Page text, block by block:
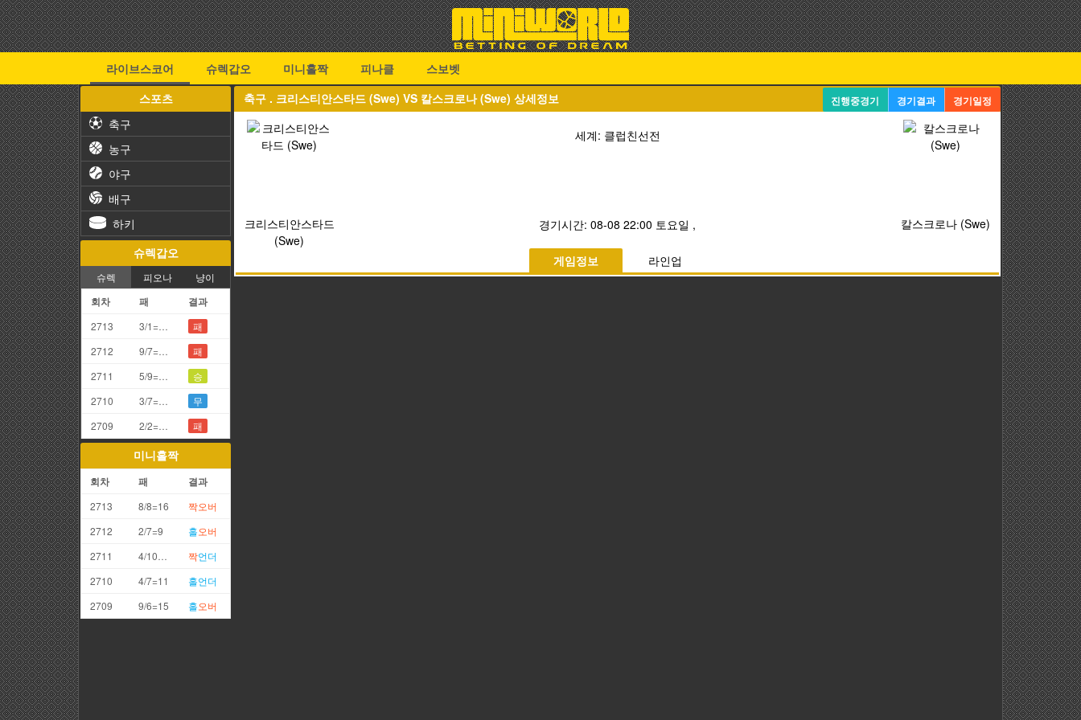
라이브스코어 슈렉갑오 미니홀짝 피나클
스보벳
스포츠
축구
농구
야구
배구
하키
슈렉갑오
슈렉 피오나 냥이
회차 패 결과
2713 3/1=4끗
패
2712
9/7=6끗
패
2711
5/9=4끗
승
2710
3/7=0끗(망통)
무
2709
2/2=4끗 패
미니홀짝
회차 패 결과
2713 8/8=16 짝오버
2712
2/7=9 홀오버
2711
4/10=14 짝언더
2710
4/7=11 홀언더
2709
9/6=15 홀오버
축구 . 크리스티안스타드 (Swe) VS 칼스크로나 (Swe) 상세정보 진행중경기 경기결과 경기일정
크리스티안스타드
(Swe)
세계: 클럽친선전
경기시간:08-08 22:00 토요일 , 칼스크로나 (Swe)
게임정보 라인업